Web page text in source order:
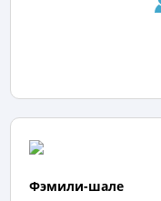
Фэмили-шале